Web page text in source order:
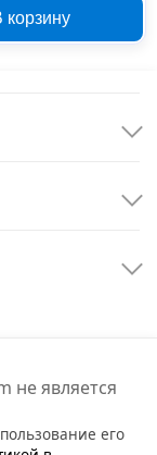
138283
корзину
не является
его